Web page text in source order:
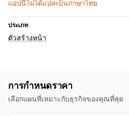
แอปนี้ไม่ได้แปลเป็นภาษาไทย
ประเภท
ตัวสร้างหน้า
การกำหนดราคา
เลือกแผนที่เหมาะกับธุรกิจของคุณที่สุด